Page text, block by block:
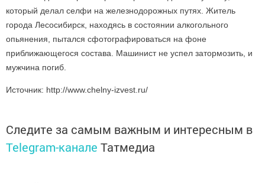
который делал селфи на железнодорожных путях. Житель
города Лесосибирск, находясь в состоянии алкогольного
опьянения, пытался сфотографироваться на фоне
приближающегося состава. Машинист не успел затормозить, и
мужчина погиб.
Источник: http://www.chelny-izvest.ru/
Следите за самым важным и интересным в
Telegram-канале Татмедиа